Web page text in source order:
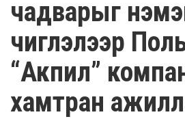
чадварыг
чиглэлээр
“Акпил”
хамтран